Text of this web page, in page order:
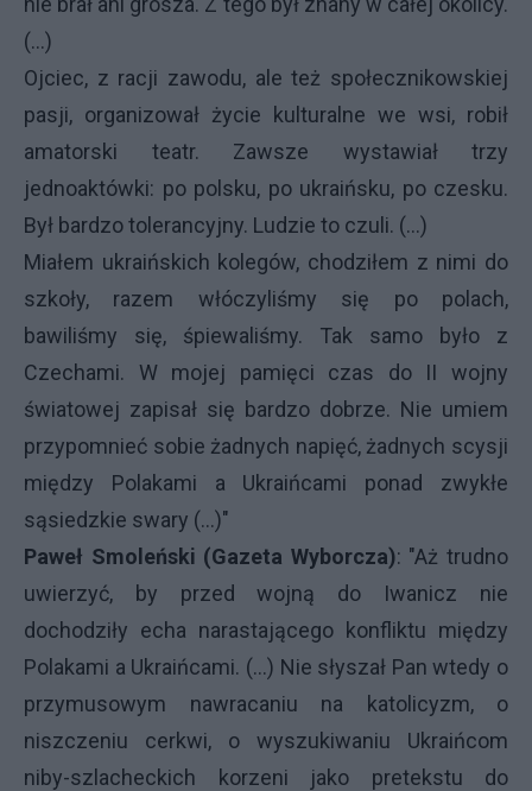
(...)
Ojciec, z racji zawodu, ale też społecznikowskiej
pasji, organizował życie kulturalne we wsi, robił
amatorski teatr. Zawsze wystawiał trzy
jednoaktówki: po polsku, po ukraińsku, po czesku.
Był bardzo tolerancyjny. Ludzie to czuli. (...)
Miałem ukraińskich kolegów, chodziłem z nimi do
szkoły, razem włóczyliśmy się po polach,
bawiliśmy się, śpiewaliśmy. Tak samo było z
Czechami. W mojej pamięci czas do II wojny
światowej zapisał się bardzo dobrze. Nie umiem
przypomnieć sobie żadnych napięć, żadnych scysji
między Polakami a Ukraińcami ponad zwykłe
sąsiedzkie swary (...)"
Paweł Smoleński (Gazeta Wyborcza): "Aż trudno
uwierzyć, by przed wojną do Iwanicz nie
dochodziły echa narastającego konfliktu między
Polakami a Ukraińcami. (...) Nie słyszał Pan wtedy o
przymusowym nawracaniu na katolicyzm, o
niszczeniu cerkwi, o wyszukiwaniu Ukraińcom
niby-szlacheckich korzeni jako pretekstu do